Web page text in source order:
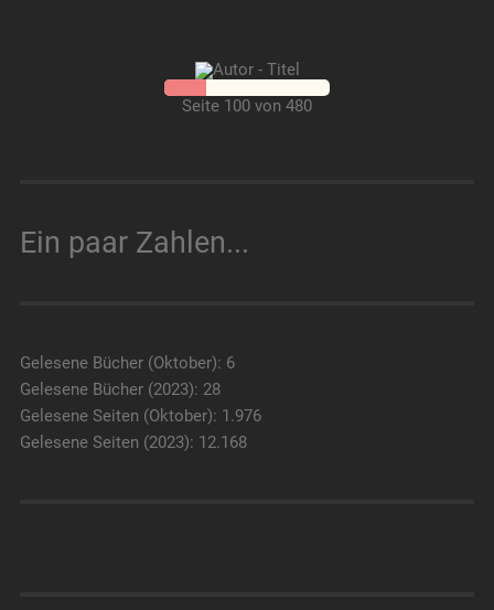
Seite 100 von 480
Ein paar Zahlen...
Gelesene Bücher (Oktober): 6
Gelesene Bücher (2023): 28
Gelesene Seiten (Oktober): 1.976
Gelesene Seiten (2023): 12.168